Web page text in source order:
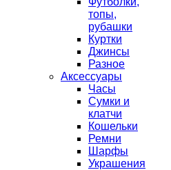
топы,
рубашки
Куртки
Джинсы
Разное
Аксессуары
Часы
Сумки и
клатчи
Кошельки
Ремни
Шарфы
Украшения